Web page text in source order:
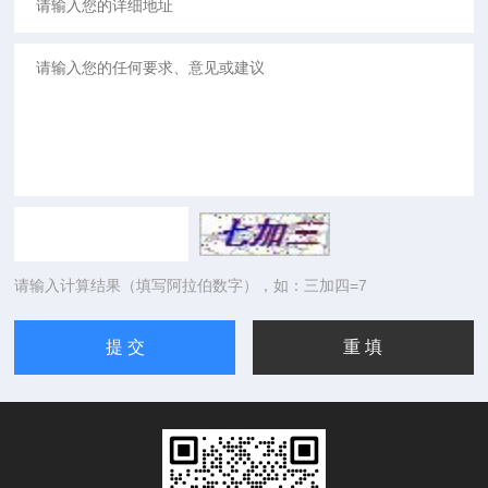
请输入计算结果（填写阿拉伯数字），如：三加四=7